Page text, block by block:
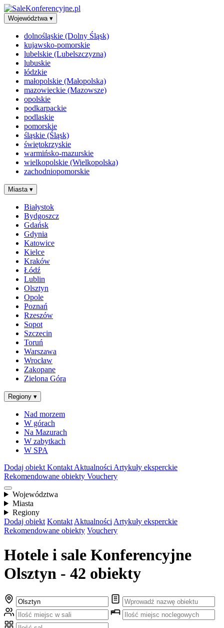
Województwa ▾
dolnośląskie (Dolny Śląsk)
kujawsko-pomorskie
lubelskie (Lubelszczyzna)
lubuskie
łódzkie
małopolskie (Małopolska)
mazowieckie (Mazowsze)
opolskie
podkarpackie
podlaskie
pomorskie
śląskie (Śląsk)
świętokrzyskie
warmińsko-mazurskie
wielkopolskie (Wielkopolska)
zachodniopomorskie
Miasta ▾
Białystok
Bydgoszcz
Gdańsk
Gdynia
Katowice
Kielce
Kraków
Łódź
Lublin
Olsztyn
Opole
Poznań
Rzeszów
Sopot
Szczecin
Toruń
Warszawa
Wrocław
Zakopane
Zielona Góra
Regiony ▾
Nad morzem
W górach
Na Mazurach
W zabytkach
W SPA
Dodaj obiekt Kontakt Aktualności Artykuły eksperckie
Rekomendowane obiekty Vouchery
Województwa
Miasta
Regiony
Dodaj obiekt Kontakt Aktualności Artykuły eksperckie
Rekomendowane obiekty Vouchery
Hotele i sale Konferencyjne
Olsztyn - 42 obiekty